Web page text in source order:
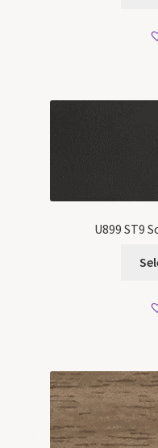
U899 ST9